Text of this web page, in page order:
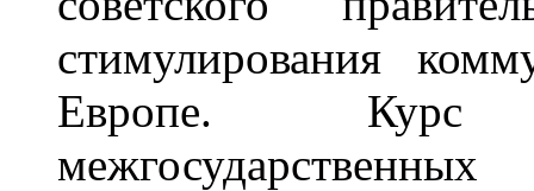
стимулирования
Европе. Курс